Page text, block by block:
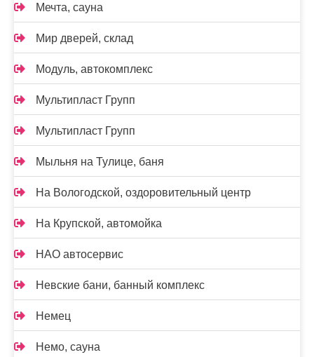
Мечта, сауна
Мир дверей, склад
Модуль, автокомплекс
Мультипласт Групп
Мультипласт Групп
Мыльня на Тулице, баня
На Вологодской, оздоровительный центр
На Крупской, автомойка
НАО автосервис
Невские бани, банный комплекс
Немец
Немо, сауна